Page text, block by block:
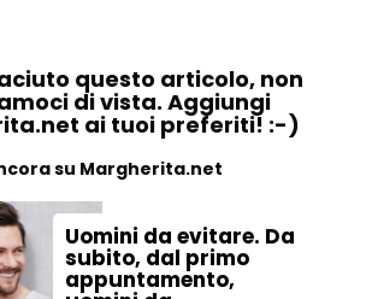
questo articolo, non
di vista. Aggiungi
ai tuoi preferiti! :-)
su Margherita.net
Uomini da evitare. Da
subito, dal primo
appuntamento,